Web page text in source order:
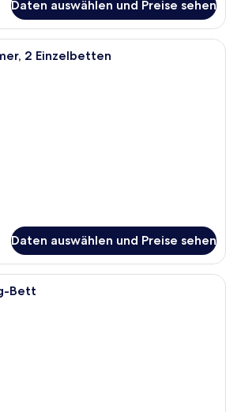
Daten auswählen und Preise sehen
Hochwertige Bettwaren, Minibar,
2 Einzelbetten
Daten auswählen und Preise sehen
Ein modernes Hotelzimmer mit
Bett